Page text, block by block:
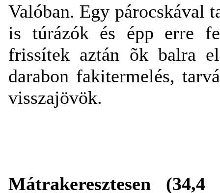
Valóban. Egy párocskával
is túrázók és épp erre
frissítek aztán õk balra
darabon fakitermelés,
visszajövök.
Mátrakeresztesen